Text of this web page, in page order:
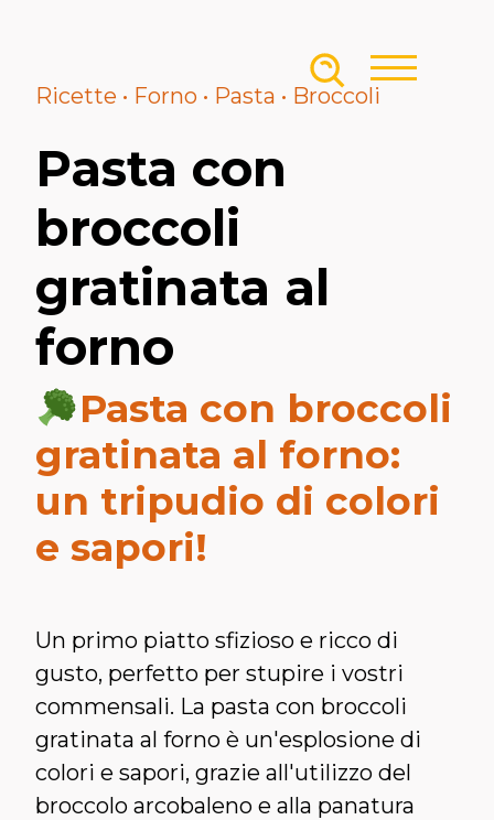
Ricette • Forno • Pasta • Broccoli
Pasta con
broccoli
gratinata al
forno
Pasta con broccoli
gratinata al forno:
un tripudio di colori
e sapori!
Un primo piatto sfizioso e ricco di
gusto, perfetto per stupire i vostri
commensali. La pasta con broccoli
gratinata al forno è un'esplosione di
colori e sapori, grazie all'utilizzo del
broccolo arcobaleno e alla panatura